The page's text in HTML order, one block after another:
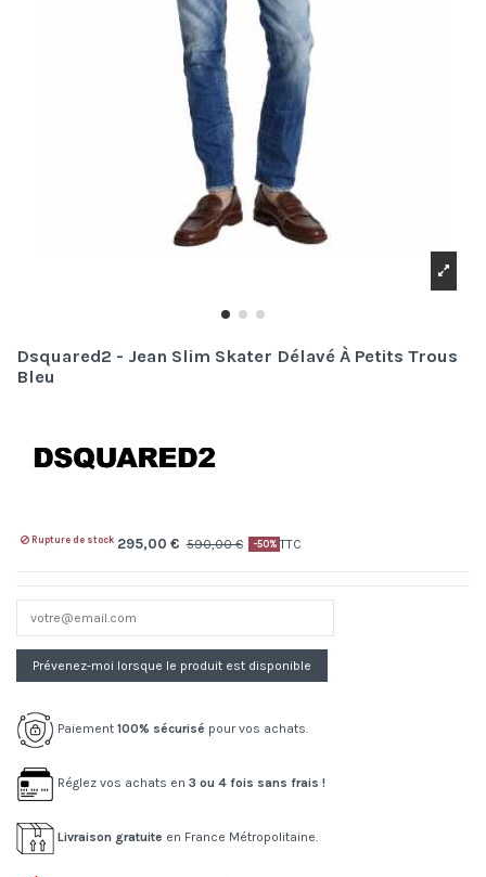
Dsquared2 - Jean Slim Skater Délavé À Petits Trous
Bleu
Rupture de stock 295,00 € 590,00 € -50% TTC
Paiement 100% sécurisé pour vos achats.
Réglez vos achats en 3 ou 4 fois sans frais !
Livraison gratuite en France Métropolitaine.